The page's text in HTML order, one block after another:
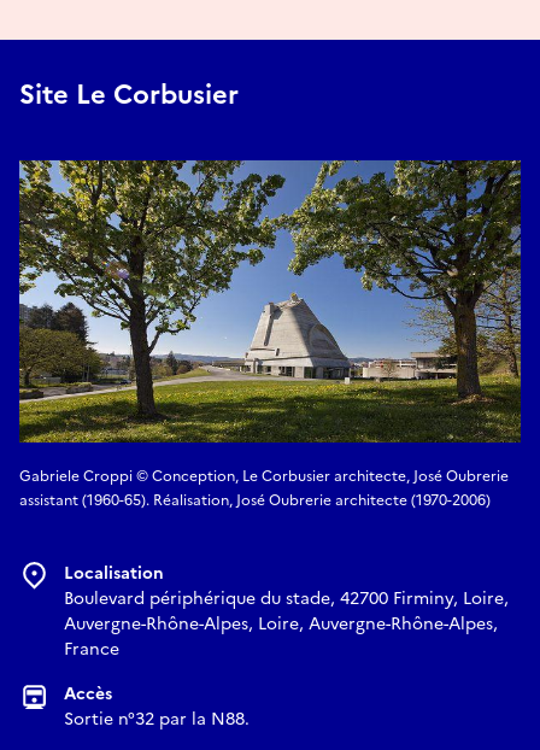
Site Le Corbusier
Gabriele Croppi © Conception, Le Corbusier architecte, José Oubrerie
assistant (1960-65). Réalisation, José Oubrerie architecte (1970-2006)
Localisation
Boulevard périphérique du stade, 42700 Firminy, Loire,
Auvergne-Rhône-Alpes, Loire, Auvergne-Rhône-Alpes,
France
Accès
Sortie n°32 par la N88.